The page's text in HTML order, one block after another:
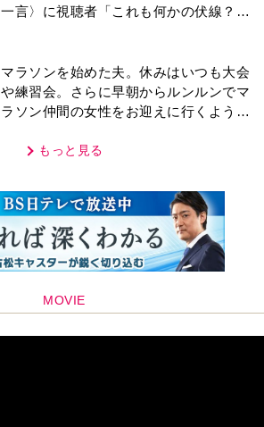
一言〉に視聴者「これも何かの伏線？」
マラソンを始めた夫。休みはいつも大会
や練習会。さらに早朝からルンルンでマ
ラソン仲間の女性をお迎えに行くように
もっと見る
MOVIE